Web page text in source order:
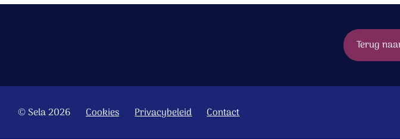
Terug
© Sela 2026 Cookies Privacybeleid Contact